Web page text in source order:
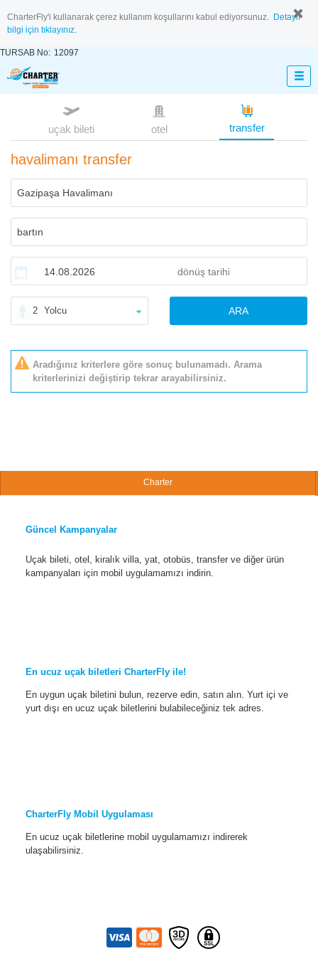
CharterFly'i kullanarak çerez kullanım koşullarını kabul ediyorsunuz. Detaylı
bilgi için tıklayınız.
TURSAB No: 12097
uçak bileti otel transfer
havalimanı transfer
2 Yolcu ARA
Aradığınız kriterlere göre sonuç bulunamadı. Arama
kriterlerinizi değiştirip tekrar arayabilirsiniz.
Charter
Güncel Kampanyalar
Uçak bileti, otel, kiralık villa, yat, otobüs, transfer ve diğer ürün
kampanyaları için mobil uygulamamızı indirin.
En ucuz uçak biletleri CharterFly ile!
En uygun uçak biletini bulun, rezerve edin, satın alın. Yurt içi ve
yurt dışı en ucuz uçak biletlerini bulabileceğiniz tek adres.
CharterFly Mobil Uygulaması
En ucuz uçak biletlerine mobil uygulamamızı indirerek
ulaşabilirsiniz.